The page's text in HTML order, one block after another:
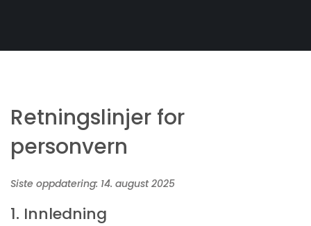
Retningslinjer for
personvern
Siste oppdatering: 14. august 2025
1. Innledning